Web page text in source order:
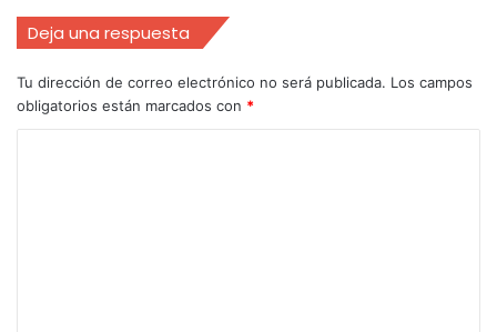
Deja una respuesta
Tu dirección de correo electrónico no será publicada. Los campos
obligatorios están marcados con *